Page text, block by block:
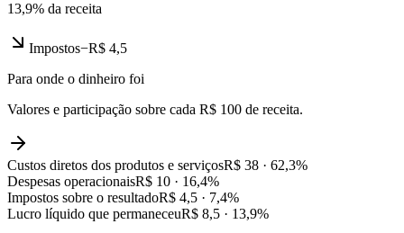
13,9% da receita
Impostos−R$ 4,5
Para onde o dinheiro foi
Valores e participação sobre cada R$ 100 de receita.
Custos diretos dos produtos e serviçosR$ 38 · 62,3%
Despesas operacionaisR$ 10 · 16,4%
Impostos sobre o resultadoR$ 4,5 · 7,4%
Lucro líquido que permaneceuR$ 8,5 · 13,9%